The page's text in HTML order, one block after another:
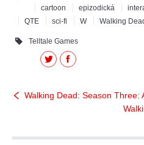
cartoon
epizodická
QTE
sci-fi W Walking
Telltale Games
Facebook
Twitter
Walking Dead: Season Three: